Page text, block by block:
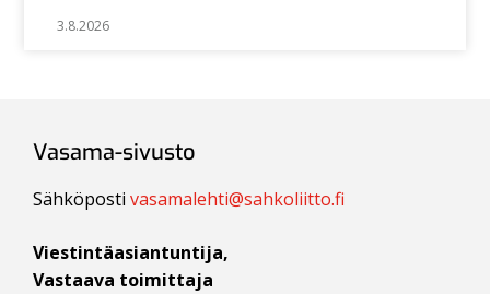
3.8.2026
Vasama-sivusto
Sähköpostivasamalehti@sahkoliitto.fi
Viestintäasiantuntija,
Vastaava toimittaja